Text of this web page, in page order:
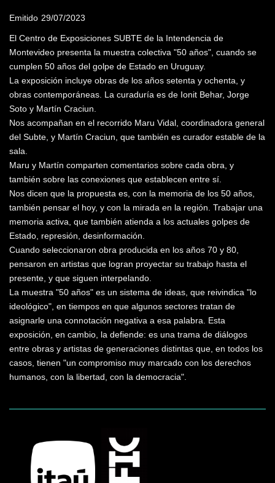
Emitido 29/07/2023
El Centro de Exposiciones SUBTE de la Intendencia de
Montevideo presenta la muestra colectiva "50 años", cuando se
cumplen 50 años del golpe de Estado en Uruguay.
La exposición incluye obras de los años setenta y ochenta, y
obras contemporáneas. La curaduría es de Ionit Behar, Jorge
Soto y Martín Craciun.
Nos acompañan en el recorrido Maru Vidal, coordinadora general
del Subte, y Martín Craciun, que también es curador estable de la
sala.
Maru y Martín comparten comentarios sobre cada obra, y
también sobre las conexiones que establecen entre sí.
Nos dicen que la propuesta es, con la memoria de los 50 años,
también pensar el hoy, y con la mirada en la región. Trabajar una
memoria activa, que también atienda a los actuales golpes de
Estado, represión, desinformación.
Cuando seleccionaron obra producida en los años 70 y 80,
pensaron en artistas que logran proyectar su trabajo hasta el
presente, y que siguen interpelando.
La muestra "50 años" es un sistema de ideas, que reivindica "lo
ideológico", en tiempos en que algunos sectores tratan de
asignarle una connotación negativa a esa palabra. Esta
exposición, en cambio, la defiende: es una trama de diálogos
entre obras y artistas de generaciones distintas que, en todos los
casos, tienen "un compromiso muy marcado con los derechos
humanos, con la libertad, con la democracia".